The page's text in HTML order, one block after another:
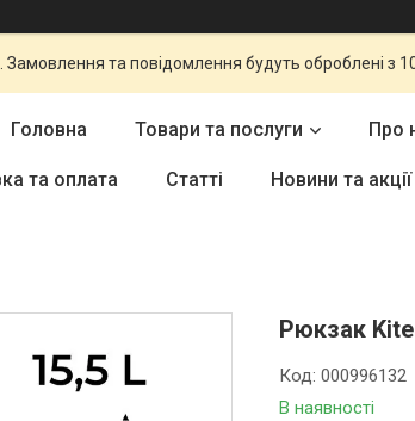
Замовлення та повідомлення будуть оброблені з
Головна Товари та послуги Про
та оплата Статті Новини та акції
Рюкзак
В наявності
Код:000996132